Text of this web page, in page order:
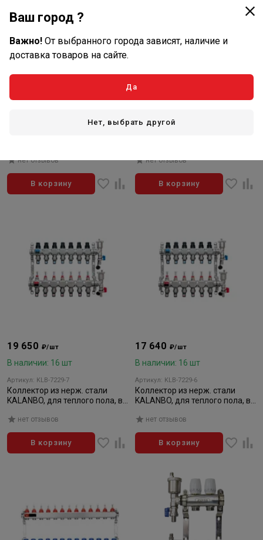
нет отзывов
В корзину
11 450
Артикул: GR 493200 8004
нет отзывов
В корзину
19 650 ₽/шт
В наличии: 16 шт
Артикул: KLB-7229-7
Коллектор из нерж. стали
KALANBO, для теплого пола, в
нет отзывов
В корзину
17 640 ₽/шт
В наличии: 16 шт
Артикул: KLB-7229-6
Коллектор из нерж. стали
KALANBO, для теплого пола, в
нет отзывов
В корзину
Ваш город ?
Важно! От выбранного города зависят, наличие и
доставка товаров на сайте.
Да
Нет, выбрать другой